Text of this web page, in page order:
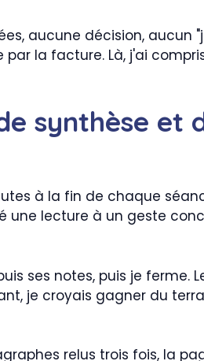
aucune décision, aucun
la facture. Là, j'ai
synthèse et
à la fin de chaque
une lecture à un geste
ses notes, puis je ferme.
je croyais gagner du
relus trois fois, la